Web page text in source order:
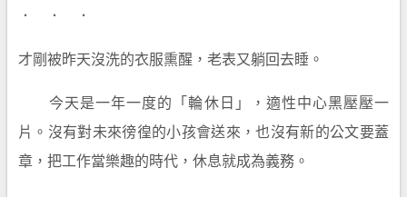
． ． ．
才剛被昨天沒洗的衣服熏醒，老表又躺回去睡。
今天是一年一度的「輪休日」，適性中心黑壓壓一
片。沒有對未來徬徨的小孩會送來，也沒有新的公文要蓋
章，把工作當樂趣的時代，休息就成為義務。